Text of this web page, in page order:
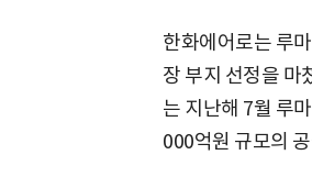
한화에어로는 루
장 부지 선정을 마
는 지난해 7월 루
000억원 규모의